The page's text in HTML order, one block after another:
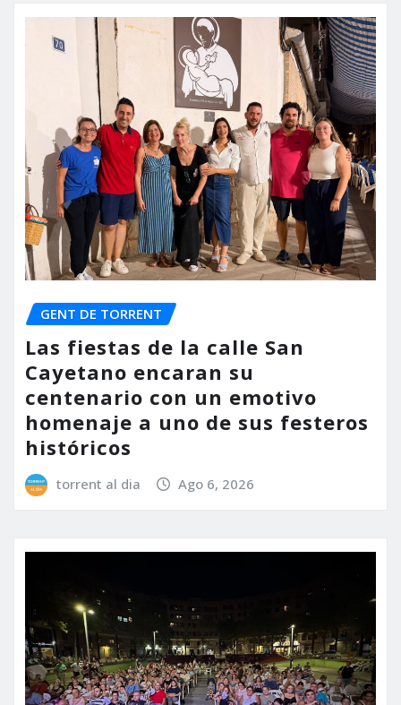
GENT DE TORRENT
Las fiestas de la calle San
Cayetano encaran su
centenario con un emotivo
homenaje a uno de sus festeros
históricos
torrent al dia Ago 6, 2026